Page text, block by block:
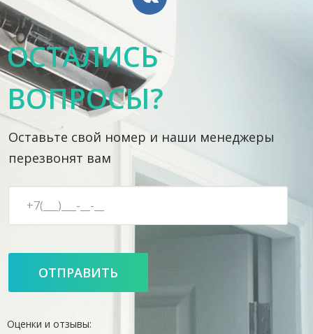
ОСТАЛИСЬ
ВОПРОСЫ?
Оставьте свой номер и наши менеджеры
перезвонят вам
Оценки и отзывы: